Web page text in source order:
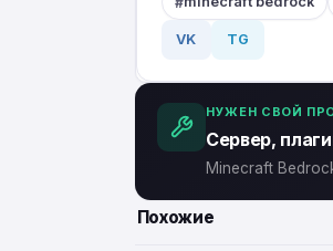
VK TG
НУЖЕН СВОЙ
Сервер,
Minecraft
Похожие